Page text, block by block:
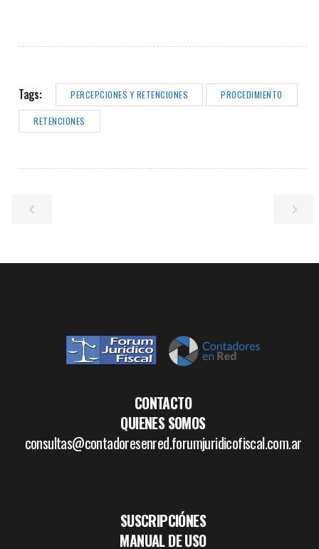
Tags: PERCEPCIONES Y RETENCIONES PROCEDIMIENTO
RETENCIONES
CONTACTO
QUIENES SOMOS
consultas@contadoresenred.forumjuridicofiscal.com.ar
SUSCRIPCIÓNES
MANUAL DE USO